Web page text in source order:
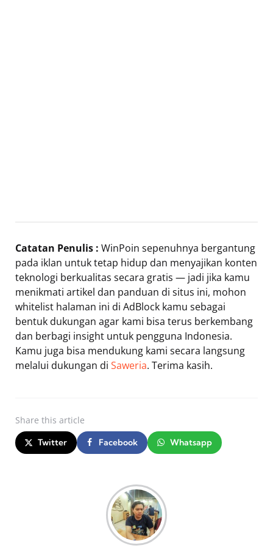
Catatan Penulis : WinPoin sepenuhnya bergantung
pada iklan untuk tetap hidup dan menyajikan konten
teknologi berkualitas secara gratis — jadi jika kamu
menikmati artikel dan panduan di situs ini, mohon
whitelist halaman ini di AdBlock kamu sebagai
bentuk dukungan agar kami bisa terus berkembang
dan berbagi insight untuk pengguna Indonesia.
Kamu juga bisa mendukung kami secara langsung
melalui dukungan di Saweria. Terima kasih.
Share this article
Twitter Facebook Whatsapp